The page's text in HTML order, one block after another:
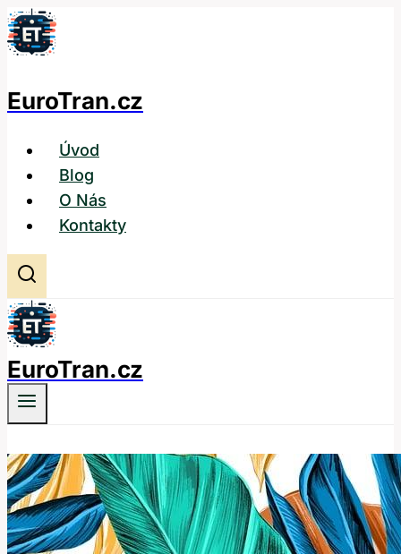
Přeskočit
na
EuroTran.cz
Úvod
Blog
O Nás
Kontakty
EuroTran.cz